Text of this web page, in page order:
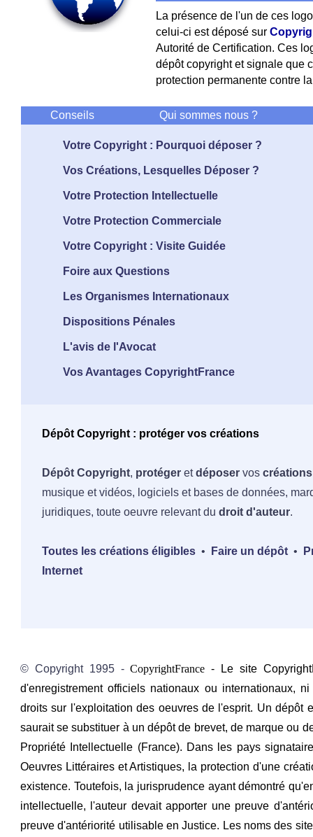
La présence de l'un de ces
celui-ci est déposé sur
Autorité de Certification. Ces
dépôt copyright et signale que
protection permanente contre
Conseils Qui sommes nous ?
Votre Copyright : Pourquoi déposer ?
Vos Créations, Lesquelles Déposer ?
Votre Protection Intellectuelle
Votre Protection Commerciale
Votre Copyright : Visite Guidée
Foire aux Questions
Les Organismes Internationaux
Dispositions Pénales
L'avis de l'Avocat
Vos Avantages CopyrightFrance
Dépôt Copyright : protéger vos créations
Dépôt Copyright, protéger etdéposer vos créations
musique et vidéos, logiciels et bases de données,
juridiques, toute oeuvre relevant du droit d'auteur.
Toutes les créations éligibles • Faire un dépôt •
Internet
© Copyright 1995 -CopyrightFrance - Le site
d'enregistrement officiels nationaux ou internationaux,
droits sur l'exploitation des oeuvres de l'esprit. Un dépôt
saurait se substituer à un dépôt de brevet, de marque ou
Propriété Intellectuelle (France). Dans les pays
Oeuvres Littéraires et Artistiques, la protection d'une
existence. Toutefois, la jurisprudence ayant démontré
intellectuelle, l'auteur devait apporter une preuve
preuve d'antériorité utilisable en Justice. Les noms des